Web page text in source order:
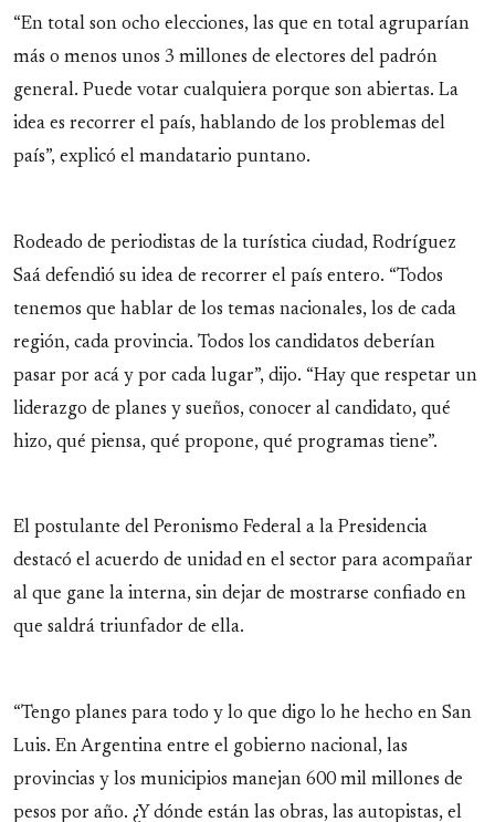
“En total son ocho elecciones, las que en total agruparían
más o menos unos 3 millones de electores del padrón
general. Puede votar cualquiera porque son abiertas. La
idea es recorrer el país, hablando de los problemas del
país”, explicó el mandatario puntano.
Rodeado de periodistas de la turística ciudad, Rodríguez
Saá defendió su idea de recorrer el país entero. “Todos
tenemos que hablar de los temas nacionales, los de cada
región, cada provincia. Todos los candidatos deberían
pasar por acá y por cada lugar”, dijo. “Hay que respetar un
liderazgo de planes y sueños, conocer al candidato, qué
hizo, qué piensa, qué propone, qué programas tiene”.
El postulante del Peronismo Federal a la Presidencia
destacó el acuerdo de unidad en el sector para acompañar
al que gane la interna, sin dejar de mostrarse confiado en
que saldrá triunfador de ella.
“Tengo planes para todo y lo que digo lo he hecho en San
Luis. En Argentina entre el gobierno nacional, las
provincias y los municipios manejan 600 mil millones de
pesos por año. ¿Y dónde están las obras, las autopistas, el